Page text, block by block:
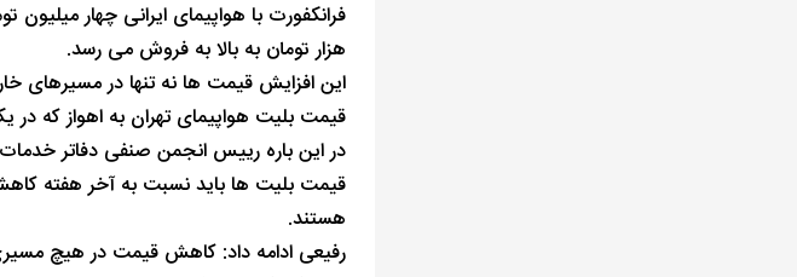
هزار تومان به بالا به فروش می رسد.
قیمت بلیت هواپیمای تهران به اهواز که در یک مسیر ۲۳۰ هزار تومان و در دو مسیر
در این باره رییس انجمن صنفی دفاتر خدمات
قیمت بلیت ها باید نسبت به آخر هفته
هستند.